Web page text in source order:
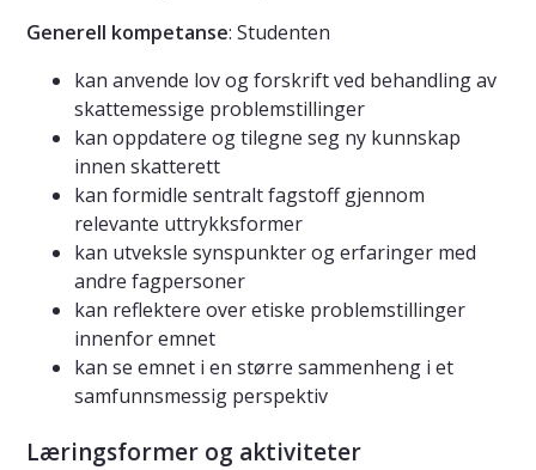
Generell kompetanse: Studenten
kan anvende lov og forskrift ved behandling av
skattemessige problemstillinger
kan oppdatere og tilegne seg ny kunnskap
innen skatterett
kan formidle sentralt fagstoff gjennom
relevante uttrykksformer
kan utveksle synspunkter og erfaringer med
andre fagpersoner
kan reflektere over etiske problemstillinger
innenfor emnet
kan se emnet i en større sammenheng i et
samfunnsmessig perspektiv
Læringsformer og aktiviteter